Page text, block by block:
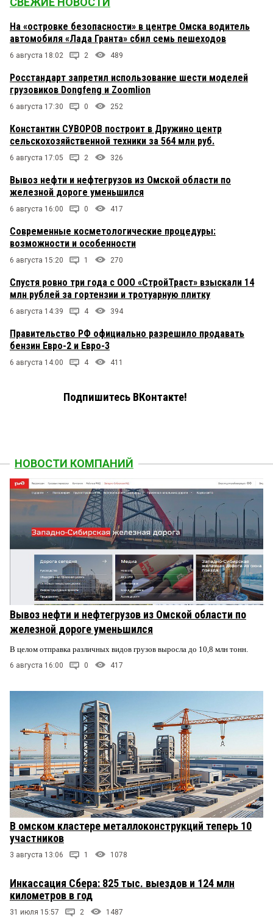
На «островке безопасности» в центре Омска водитель
автомобиля «Лада Гранта» сбил семь пешеходов
6 августа 18:02 2 489
Росстандарт запретил использование шести моделей
грузовиков Dongfeng и Zoomlion
6 августа 17:30 0 252
Константин СУВОРОВ построит в Дружино центр
сельскохозяйственной техники за 564 млн руб.
6 августа 17:05 2 326
Вывоз нефти и нефтегрузов из Омской области по
железной дороге уменьшился
6 августа 16:00 0 417
Современные косметологические процедуры:
возможности и особенности
6 августа 15:20 1 270
Спустя ровно три года с ООО «СтройТраст» взыскали 14
млн рублей за гортензии и тротуарную плитку
6 августа 14:39 4 394
Правительство РФ официально разрешило продавать
бензин Евро-2 и Евро-3
6 августа 14:00 4 411
Подпишитесь ВКонтакте!
НОВОСТИ КОМПАНИЙ
Вывоз нефти и нефтегрузов из Омской области по
железной дороге уменьшился
В целом отправка различных видов грузов выросла до 10,8 млн тонн.
6 августа 16:00 0 417
В омском кластере металлоконструкций теперь 10
участников
3 августа 13:06 1 1078
Инкассация Сбера: 825 тыс. выездов и 124 млн
километров в год
31 июля 15:57 2 1487